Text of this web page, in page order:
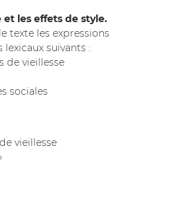
les effets de style.
texte les expressions
suivants :
de vieillesse
sociales
vieillesse